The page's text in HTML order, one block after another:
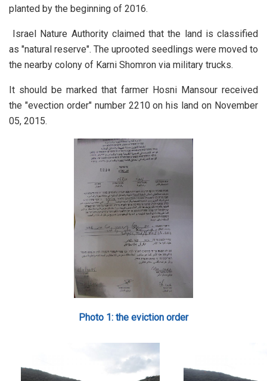
planted by the beginning of 2016.
Israel Nature Authority claimed that the land is classified
as "natural reserve". The uprooted seedlings were moved to
the nearby colony of Karni Shomron via military trucks.
It should be marked that farmer Hosni Mansour received
the "evection order" number 2210 on his land on November
05, 2015.
Photo 1: the eviction order